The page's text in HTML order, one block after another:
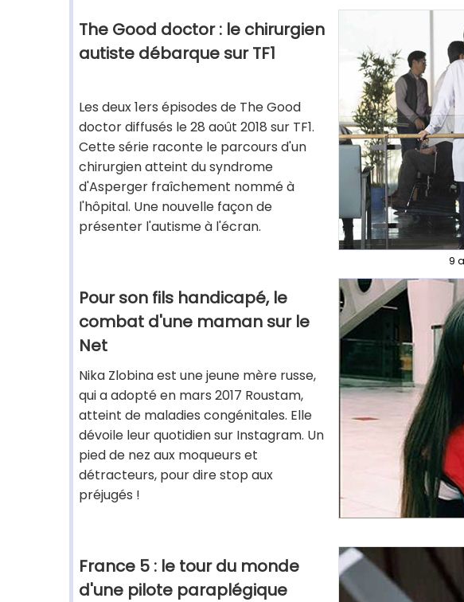
The Good doctor : le chirurgien
autiste débarque sur TF1
Les deux 1ers épisodes de The Good
doctor diffusés le 28 août 2018 sur TF1.
Cette série raconte le parcours d'un
chirurgien atteint du syndrome
d'Asperger fraîchement nommé à
l'hôpital. Une nouvelle façon de
présenter l'autisme à l'écran.
9
Pour son fils handicapé, le
combat d'une maman sur le
Net
Nika Zlobina est une jeune mère russe,
qui a adopté en mars 2017 Roustam,
atteint de maladies congénitales. Elle
dévoile leur quotidien sur Instagram. Un
pied de nez aux moqueurs et
détracteurs, pour dire stop aux
préjugés !
France 5 : le tour du monde
d'une pilote paraplégique